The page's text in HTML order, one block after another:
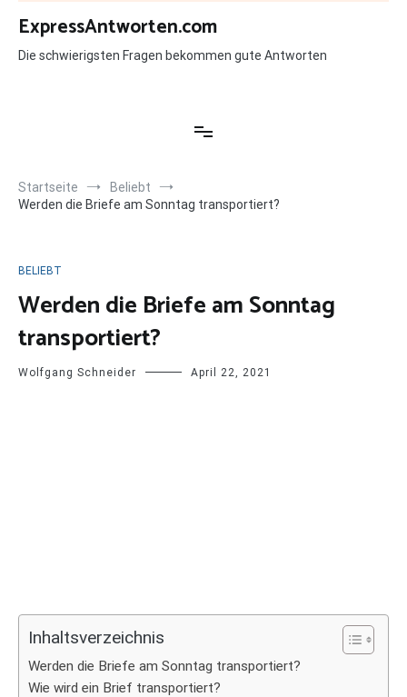
Zum
Inhalt
springen
ExpressAntworten.com
Die schwierigsten Fragen bekommen gute Antworten
Startseite
Beliebt
Werden die Briefe am Sonntag transportiert?
BELIEBT
Werden die Briefe am Sonntag
transportiert?
Wolfgang Schneider April 22, 2021
Inhaltsverzeichnis
Werden die Briefe am Sonntag transportiert?
Wie wird ein Brief transportiert?